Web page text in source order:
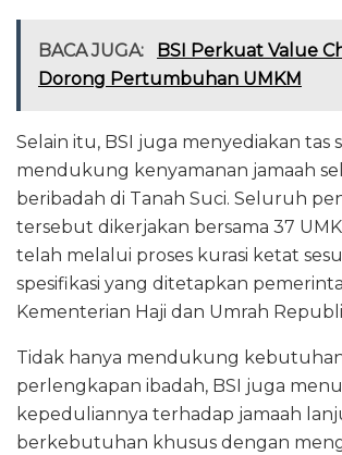
BACA JUGA:
BSI Perkuat Value
Dorong Pertumbuhan UMKM
Selain itu, BSI juga menyediakan
mendukung kenyamanan jamaah
beribadah di Tanah Suci. Seluruh
tersebut dikerjakan bersama 37
telah melalui proses kurasi ketat
spesifikasi yang ditetapkan
Kementerian Haji dan Umrah
Tidak hanya mendukung
perlengkapan ibadah, BSI juga
kepeduliannya terhadap jamaah
berkebutuhan khusus dengan